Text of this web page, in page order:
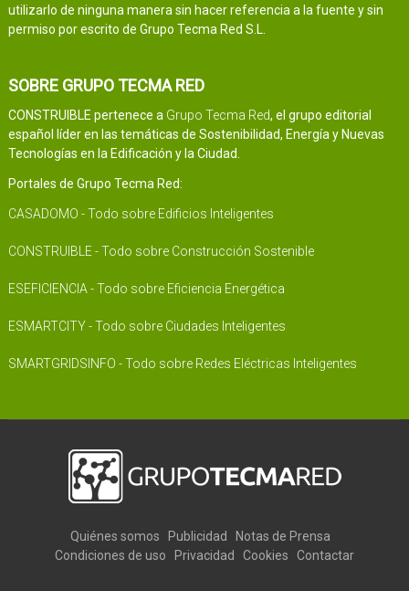
utilizarlo de ninguna manera sin hacer referencia a la fuente y sin
permiso por escrito de Grupo Tecma Red S.L.
SOBRE GRUPO TECMA RED
CONSTRUIBLE pertenece a Grupo Tecma Red, el grupo editorial
español líder en las temáticas de Sostenibilidad, Energía y Nuevas
Tecnologías en la Edificación y la Ciudad.
Portales de Grupo Tecma Red:
CASADOMO - Todo sobre Edificios Inteligentes
CONSTRUIBLE - Todo sobre Construcción Sostenible
ESEFICIENCIA - Todo sobre Eficiencia Energética
ESMARTCITY - Todo sobre Ciudades Inteligentes
SMARTGRIDSINFO - Todo sobre Redes Eléctricas Inteligentes
Quiénes somos Publicidad
Notas de Prensa
Condiciones de uso
Privacidad Cookies Contactar